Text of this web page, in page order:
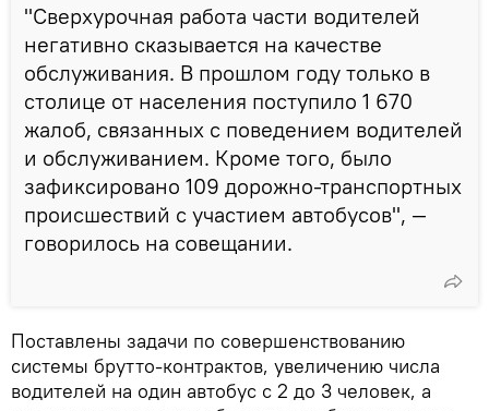
"Сверхурочная работа части водителей
негативно сказывается на качестве
обслуживания. В прошлом году только в
столице от населения поступило 1 670
жалоб, связанных с поведением водителей
и обслуживанием. Кроме того, было
зафиксировано 109 дорожно-транспортных
происшествий с участием автобусов", —
говорилось на совещании.
Поставлены задачи по совершенствованию
системы брутто-контрактов, увеличению числа
водителей на один автобус с 2 до 3 человек, а